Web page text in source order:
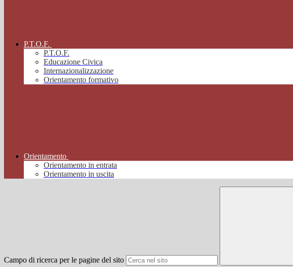
P.T.O.F.
P.T.O.F.
Educazione Civica
Internazionalizzazione
Orientamento formativo
Orientamento
Orientamento in entrata
Orientamento in uscita
Campo di ricerca per le pagine del sito